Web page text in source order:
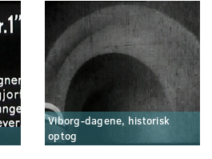
Viborg-dagene, historisk
optog